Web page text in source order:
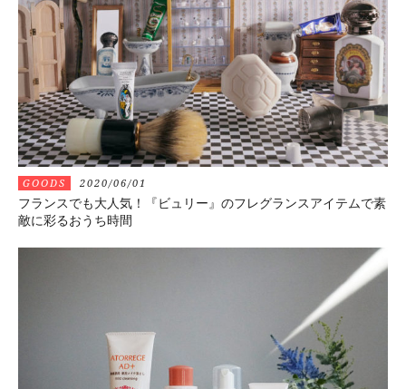
GOODS 2020/06/01
フランスでも大人気！『ビュリー』のフレグランスアイテムで素
敵に彩るおうち時間